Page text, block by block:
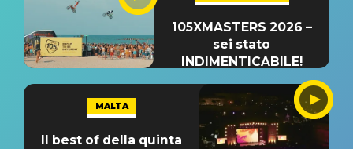
105XMASTERS 2026 –
sei stato
INDIMENTICABILE!
MALTA
Il best of della quinta